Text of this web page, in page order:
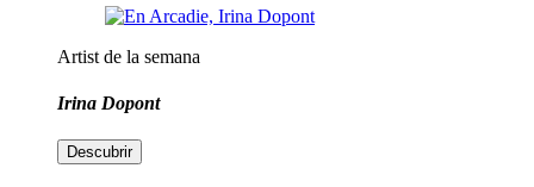
Artist de la semana
Irina Dopont
Descubrir